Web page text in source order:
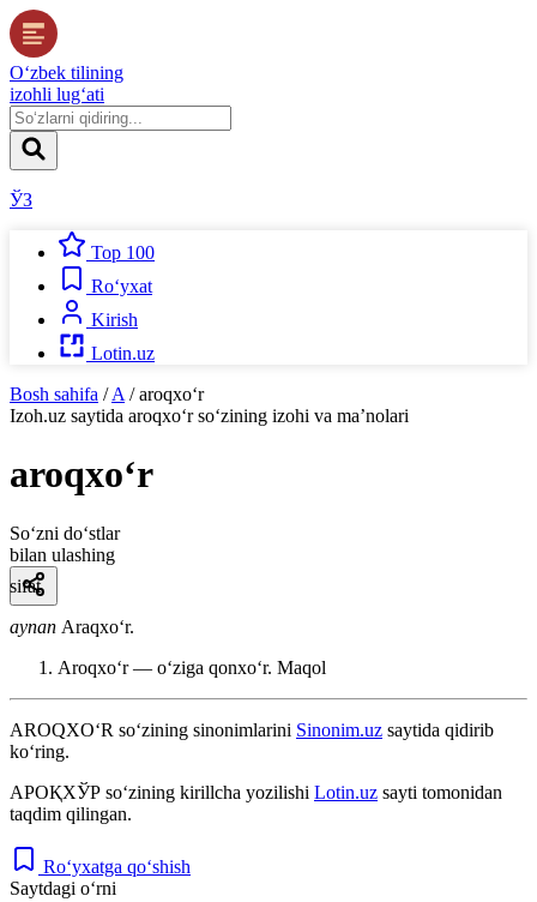
O‘zbek tilining
izohli lug‘ati
ЎЗ
Top 100
Ro‘yxat
Kirish
Lotin.uz
Bosh sahifa / A / aroqxo‘r
Izoh.uz saytida aroqxo‘rso‘zining izohi va ma’nolari
aroqxo‘r
So‘zni do‘stlar
bilan ulashing
sifat
aynan Araqxoʻr.
Aroqxoʻr — oʻziga qonxoʻr. Maqol
AROQXO‘R so‘zining sinonimlarini Sinonim.uz saytida qidirib
ko‘ring.
АРОҚХЎР so‘zining kirillcha yozilishi Lotin.uz sayti tomonidan
taqdim qilingan.
Ro‘yxatga qo‘shish
Saytdagi o‘rni